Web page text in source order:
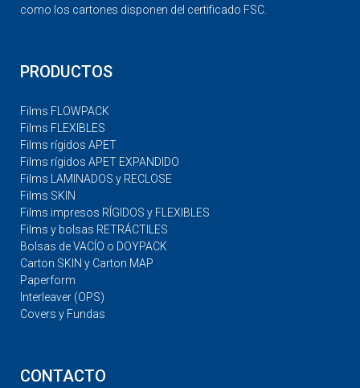
como los cartones disponen del certificado FSC.
PRODUCTOS
Films FLOWPACK
Films FLEXIBLES
Films rígidos APET
Films rígidos APET EXPANDIDO
Films LAMINADOS y RECLOSE
Films SKIN
Films impresos RÍGIDOS y FLEXIBLES
Films y bolsas RETRÁCTILES
Bolsas de VACÍO o DOYPACK
Carton SKIN y Carton MAP
Paperform
Interleaver (OPS)
Covers y Fundas
CONTACTO